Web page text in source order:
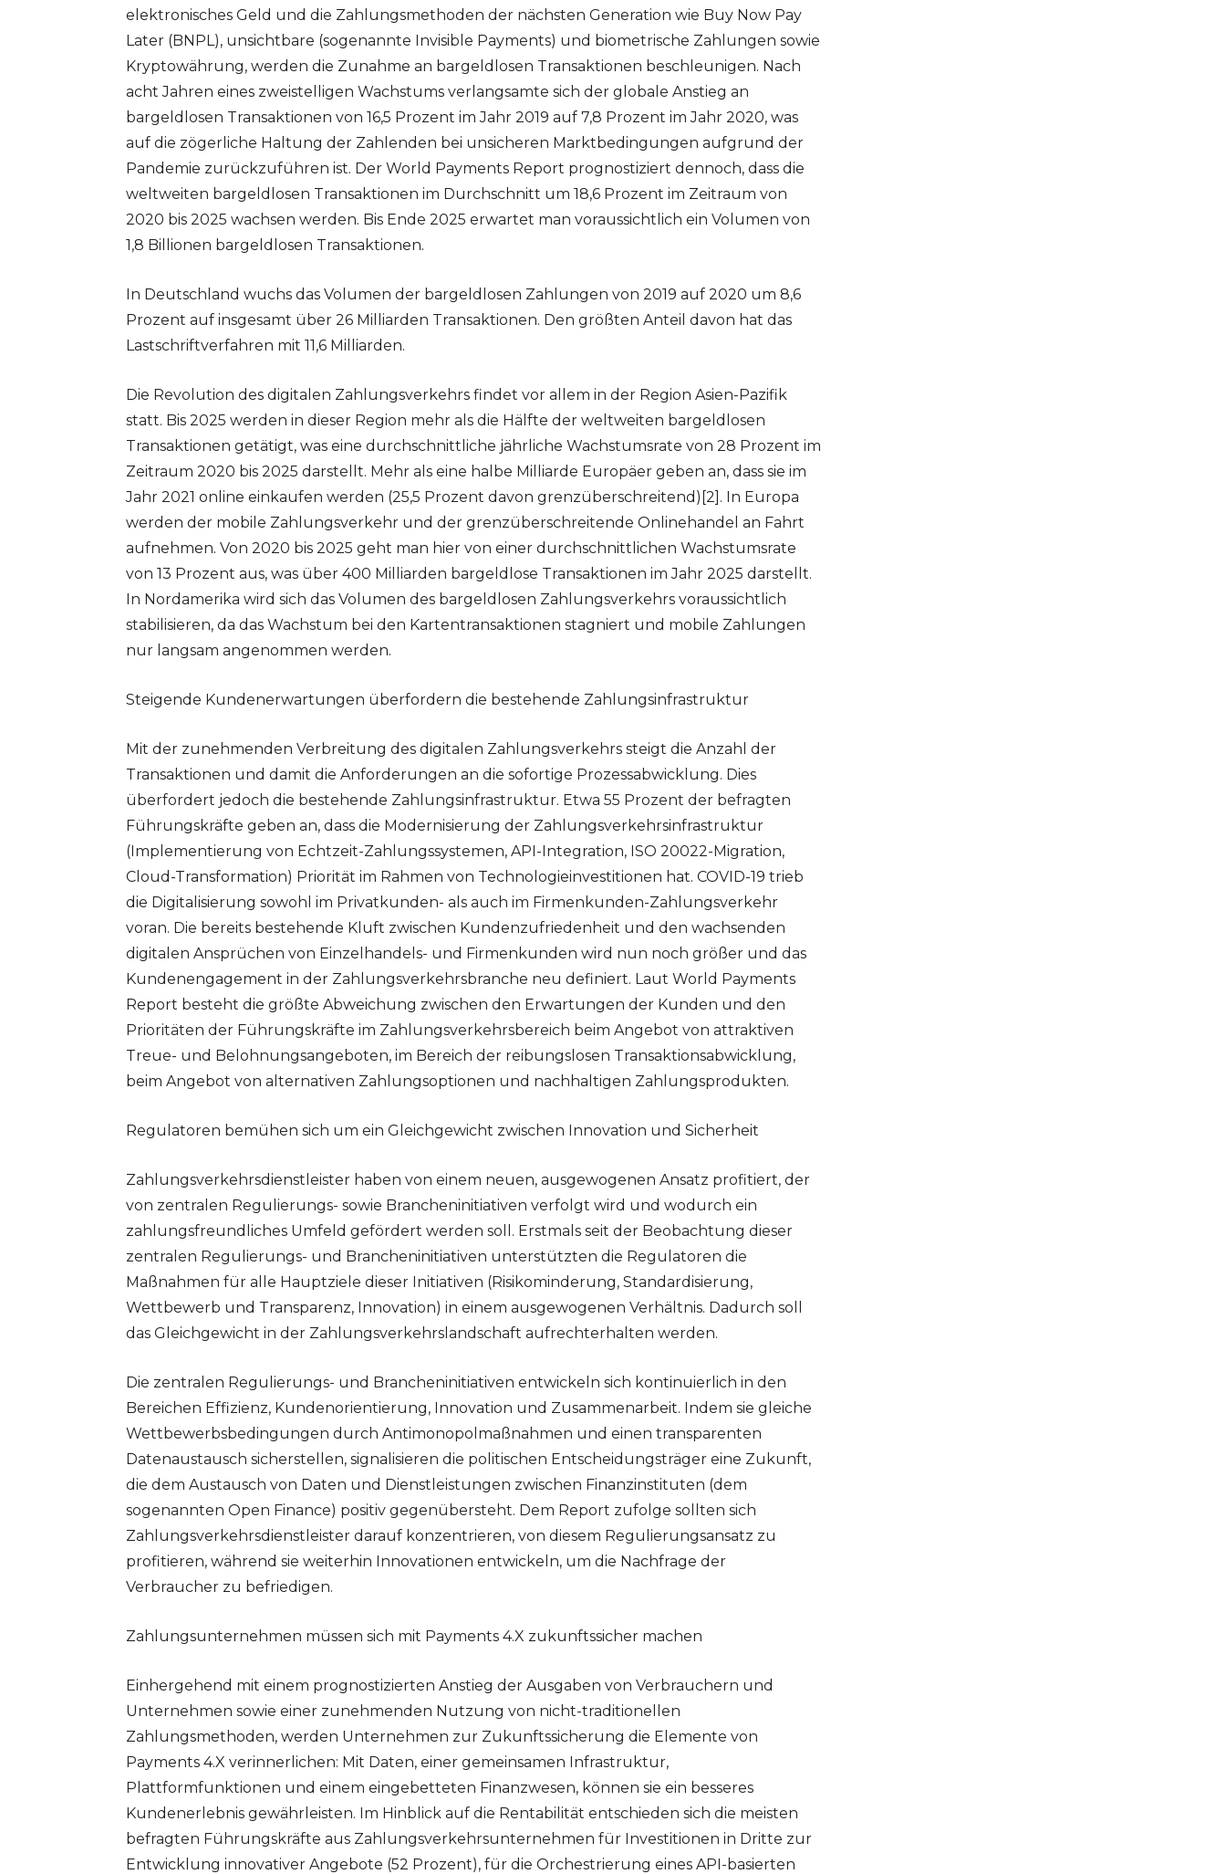
elektronisches Geld und die Zahlungsmethoden der nächsten Generation wie Buy Now Pay
Later (BNPL), unsichtbare (sogenannte Invisible Payments) und biometrische Zahlungen sowie
Kryptowährung, werden die Zunahme an bargeldlosen Transaktionen beschleunigen. Nach
acht Jahren eines zweistelligen Wachstums verlangsamte sich der globale Anstieg an
bargeldlosen Transaktionen von 16,5 Prozent im Jahr 2019 auf 7,8 Prozent im Jahr 2020, was
auf die zögerliche Haltung der Zahlenden bei unsicheren Marktbedingungen aufgrund der
Pandemie zurückzuführen ist. Der World Payments Report prognostiziert dennoch, dass die
weltweiten bargeldlosen Transaktionen im Durchschnitt um 18,6 Prozent im Zeitraum von
2020 bis 2025 wachsen werden. Bis Ende 2025 erwartet man voraussichtlich ein Volumen von
1,8 Billionen bargeldlosen Transaktionen.
In Deutschland wuchs das Volumen der bargeldlosen Zahlungen von 2019 auf 2020 um 8,6
Prozent auf insgesamt über 26 Milliarden Transaktionen. Den größten Anteil davon hat das
Lastschriftverfahren mit 11,6 Milliarden.
Die Revolution des digitalen Zahlungsverkehrs findet vor allem in der Region Asien-Pazifik
statt. Bis 2025 werden in dieser Region mehr als die Hälfte der weltweiten bargeldlosen
Transaktionen getätigt, was eine durchschnittliche jährliche Wachstumsrate von 28 Prozent im
Zeitraum 2020 bis 2025 darstellt. Mehr als eine halbe Milliarde Europäer geben an, dass sie im
Jahr 2021 online einkaufen werden (25,5 Prozent davon grenzüberschreitend)[2]. In Europa
werden der mobile Zahlungsverkehr und der grenzüberschreitende Onlinehandel an Fahrt
aufnehmen. Von 2020 bis 2025 geht man hier von einer durchschnittlichen Wachstumsrate
von 13 Prozent aus, was über 400 Milliarden bargeldlose Transaktionen im Jahr 2025 darstellt.
In Nordamerika wird sich das Volumen des bargeldlosen Zahlungsverkehrs voraussichtlich
stabilisieren, da das Wachstum bei den Kartentransaktionen stagniert und mobile Zahlungen
nur langsam angenommen werden.
Steigende Kundenerwartungen überfordern die bestehende Zahlungsinfrastruktur
Mit der zunehmenden Verbreitung des digitalen Zahlungsverkehrs steigt die Anzahl der
Transaktionen und damit die Anforderungen an die sofortige Prozessabwicklung. Dies
überfordert jedoch die bestehende Zahlungsinfrastruktur. Etwa 55 Prozent der befragten
Führungskräfte geben an, dass die Modernisierung der Zahlungsverkehrsinfrastruktur
(Implementierung von Echtzeit-Zahlungssystemen, API-Integration, ISO 20022-Migration,
Cloud-Transformation) Priorität im Rahmen von Technologieinvestitionen hat. COVID-19 trieb
die Digitalisierung sowohl im Privatkunden- als auch im Firmenkunden-Zahlungsverkehr
voran. Die bereits bestehende Kluft zwischen Kundenzufriedenheit und den wachsenden
digitalen Ansprüchen von Einzelhandels- und Firmenkunden wird nun noch größer und das
Kundenengagement in der Zahlungsverkehrsbranche neu definiert. Laut World Payments
Report besteht die größte Abweichung zwischen den Erwartungen der Kunden und den
Prioritäten der Führungskräfte im Zahlungsverkehrsbereich beim Angebot von attraktiven
Treue- und Belohnungsangeboten, im Bereich der reibungslosen Transaktionsabwicklung,
beim Angebot von alternativen Zahlungsoptionen und nachhaltigen Zahlungsprodukten.
Regulatoren bemühen sich um ein Gleichgewicht zwischen Innovation und Sicherheit
Zahlungsverkehrsdienstleister haben von einem neuen, ausgewogenen Ansatz profitiert, der
von zentralen Regulierungs- sowie Brancheninitiativen verfolgt wird und wodurch ein
zahlungsfreundliches Umfeld gefördert werden soll. Erstmals seit der Beobachtung dieser
zentralen Regulierungs- und Brancheninitiativen unterstützten die Regulatoren die
Maßnahmen für alle Hauptziele dieser Initiativen (Risikominderung, Standardisierung,
Wettbewerb und Transparenz, Innovation) in einem ausgewogenen Verhältnis. Dadurch soll
das Gleichgewicht in der Zahlungsverkehrslandschaft aufrechterhalten werden.
Die zentralen Regulierungs- und Brancheninitiativen entwickeln sich kontinuierlich in den
Bereichen Effizienz, Kundenorientierung, Innovation und Zusammenarbeit. Indem sie gleiche
Wettbewerbsbedingungen durch Antimonopolmaßnahmen und einen transparenten
Datenaustausch sicherstellen, signalisieren die politischen Entscheidungsträger eine Zukunft,
die dem Austausch von Daten und Dienstleistungen zwischen Finanzinstituten (dem
sogenannten Open Finance) positiv gegenübersteht. Dem Report zufolge sollten sich
Zahlungsverkehrsdienstleister darauf konzentrieren, von diesem Regulierungsansatz zu
profitieren, während sie weiterhin Innovationen entwickeln, um die Nachfrage der
Verbraucher zu befriedigen.
Zahlungsunternehmen müssen sich mit Payments 4.X zukunftssicher machen
Einhergehend mit einem prognostizierten Anstieg der Ausgaben von Verbrauchern und
Unternehmen sowie einer zunehmenden Nutzung von nicht-traditionellen
Zahlungsmethoden, werden Unternehmen zur Zukunftssicherung die Elemente von
Payments 4.X verinnerlichen: Mit Daten, einer gemeinsamen Infrastruktur,
Plattformfunktionen und einem eingebetteten Finanzwesen, können sie ein besseres
Kundenerlebnis gewährleisten. Im Hinblick auf die Rentabilität entschieden sich die meisten
befragten Führungskräfte aus Zahlungsverkehrsunternehmen für Investitionen in Dritte zur
Entwicklung innovativer Angebote (52 Prozent), für die Orchestrierung eines API-basierten